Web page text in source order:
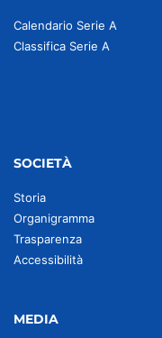
Calendario Serie A
Classifica Serie A
SOCIETÀ
Storia
Organigramma
Trasparenza
Accessibilità
MEDIA